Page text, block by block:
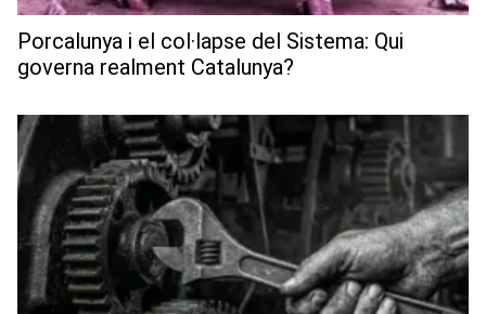
Porcalunya i el col·lapse del Sistema: Qui
governa realment Catalunya?